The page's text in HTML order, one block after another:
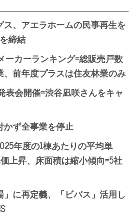
、アエラホームの民事再生を
締結
ーカーランキング=総販売戸数
前年度プラスは住友林業のみ
表会開催=渋谷凪咲さんをキャ
かず全事業を停止
年度の1棟あたりの平均単
上昇、床面積は縮小傾向=5社
に再定義、「ビバス」活用し